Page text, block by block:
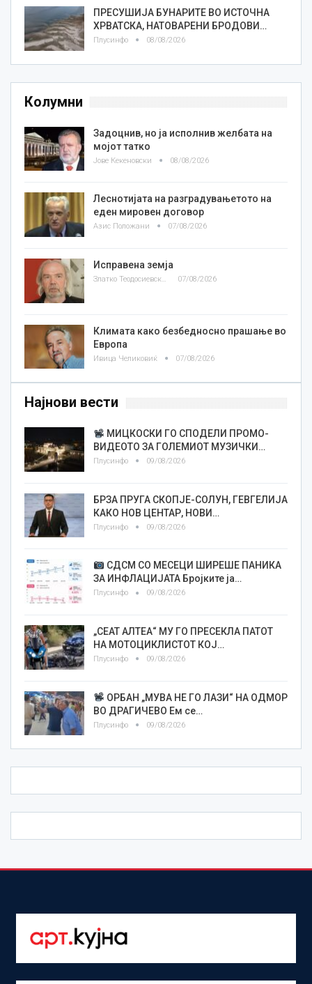
ПРЕСУШИЈА БУНАРИТЕ ВО ИСТОЧНА
ХРВАТСКА, НАТОВАРЕНИ БРОДОВИ…
Плусинфо 08/08/2026
Колумни
Задоцнив, но ја исполнив желбата на
мојот татко
Јове Кекеновски 08/08/2026
Леснотијата на разградувањетото на
еден мировен договор
Азис Положани 07/08/2026
Исправена земја
Златко Теодосиевски 07/08/2026
Климата како безбедносно прашање во
Европа
Ивица Челиковиќ 07/08/2026
Најнови вести
МИЦКОСКИ ГО СПОДЕЛИ ПРОМО-
ВИДЕОТО ЗА ГОЛЕМИОТ МУЗИЧКИ…
Плусинфо 09/08/2026
БРЗА ПРУГА СКОПЈЕ-СОЛУН, ГЕВГЕЛИЈА
КАКО НОВ ЦЕНТАР, НОВИ…
Плусинфо 09/08/2026
СДСМ СО МЕСЕЦИ ШИРЕШЕ ПАНИКА
ЗА ИНФЛАЦИЈАТА Бројките ја…
Плусинфо 09/08/2026
„СЕАТ АЛТЕА“ МУ ГО ПРЕСЕКЛА ПАТОТ
НА МОТОЦИКЛИСТОТ КОЈ…
Плусинфо 09/08/2026
ОРБАН „МУВА НЕ ГО ЛАЗИ“ НА ОДМОР
ВО ДРАГИЧЕВО Ем се…
Плусинфо 09/08/2026